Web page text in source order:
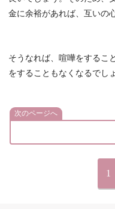
金に余裕があれば、互いの
そうなれば、喧嘩をするこ
をすることもなくなるでし
次のページへ
1